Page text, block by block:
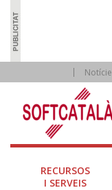
RECURSOS
I SERVEIS